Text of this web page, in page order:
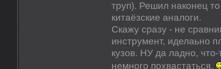
труп). Решил наконец
китаёзские аналоги.
Скажу сразу - не
инструмент, иделаьно
кузов. НУ да ладно,
немного похвастаться.